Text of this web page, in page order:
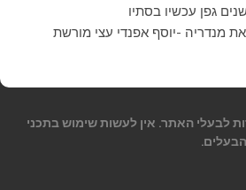
גפן עכשיו בסתיו
מנדריה -יוסף אפנדי עצי מורשת
לבעלי האתר. אין לעשות שימוש בתכני